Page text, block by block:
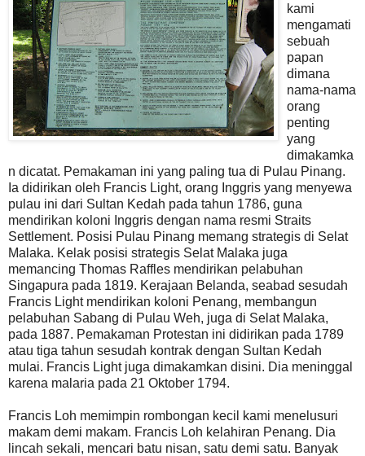
kami
mengamati
sebuah
papan
dimana
nama-nama
orang
penting
yang
dimakamka
n dicatat. Pemakaman ini yang paling tua di Pulau Pinang.
Ia didirikan oleh Francis Light, orang Inggris yang menyewa
pulau ini dari Sultan Kedah pada tahun 1786, guna
mendirikan koloni Inggris dengan nama resmi Straits
Settlement. Posisi Pulau Pinang memang strategis di Selat
Malaka. Kelak posisi strategis Selat Malaka juga
memancing Thomas Raffles mendirikan pelabuhan
Singapura pada 1819. Kerajaan Belanda, seabad sesudah
Francis Light mendirikan koloni Penang, membangun
pelabuhan Sabang di Pulau Weh, juga di Selat Malaka,
pada 1887. Pemakaman Protestan ini didirikan pada 1789
atau tiga tahun sesudah kontrak dengan Sultan Kedah
mulai. Francis Light juga dimakamkan disini. Dia meninggal
karena malaria pada 21 Oktober 1794.
Francis Loh memimpin rombongan kecil kami menelusuri
makam demi makam. Francis Loh kelahiran Penang. Dia
lincah sekali, mencari batu nisan, satu demi satu. Banyak